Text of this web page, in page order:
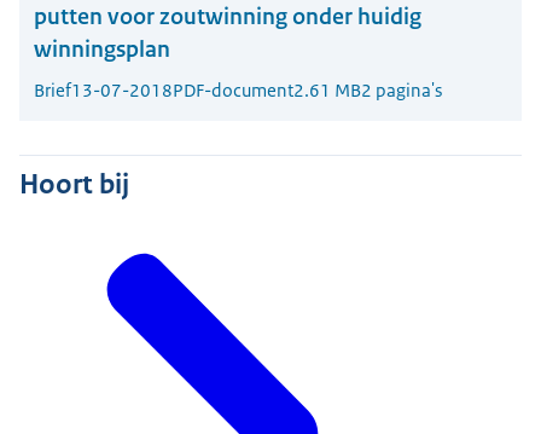
putten voor zoutwinning onder huidig
winningsplan
Brief13-07-2018PDF-document2.61 MB2 pagina's
Hoort bij